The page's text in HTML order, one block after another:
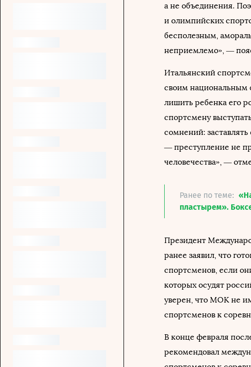
а не объединения.
и олимпийских
бесполезным,
неприемлемо», —
Итальянский
своим национальным
лишить ребенка его
спортсмену
сомнений:
— преступление не
человечества», —
Ранее по теме:
пластырем».
Президент
ранее заявил, что
спортсменов, если
которых осудят
уверен, что МОК не
спортсменов к
В конце февраля
рекомендовал